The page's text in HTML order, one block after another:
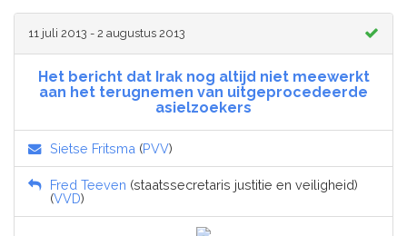
11 juli 2013 - 2 augustus 2013
Het bericht dat Irak nog altijd niet meewerkt
aan het terugnemen van uitgeprocedeerde
asielzoekers
Sietse Fritsma (PVV)
Fred Teeven (staatssecretaris justitie en veiligheid)
(VVD)